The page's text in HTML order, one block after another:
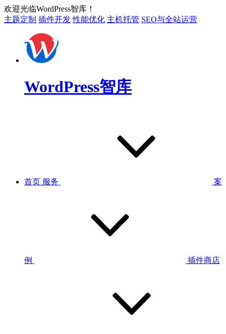
欢迎光临WordPress智库！
主题定制 插件开发 性能优化 主机托管 SEO与全站运营
WordPress智库
首页 服务 案
例 插件商店